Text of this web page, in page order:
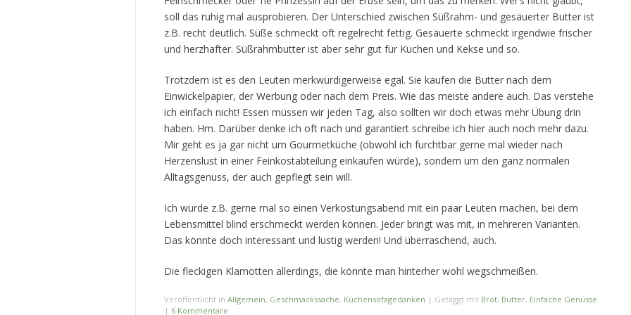
soll das ruhig mal ausprobieren. Der Unterschied zwischen Süßrahm- und gesäuerter Butter ist
z.B. recht deutlich. Süße schmeckt oft regelrecht fettig. Gesäuerte schmeckt irgendwie frischer
und herzhafter. Süßrahmbutter ist aber sehr gut für Kuchen und Kekse und so.
Trotzdem ist es den Leuten merkwürdigerweise egal. Sie kaufen die Butter nach dem
Einwickelpapier, der Werbung oder nach dem Preis. Wie das meiste andere auch. Das verstehe
ich einfach nicht! Essen müssen wir jeden Tag, also sollten wir doch etwas mehr Übung drin
haben. Hm. Darüber denke ich oft nach und garantiert schreibe ich hier auch noch mehr dazu.
Mir geht es ja gar nicht um Gourmetküche (obwohl ich furchtbar gerne mal wieder nach
Herzenslust in einer Feinkostabteilung einkaufen würde), sondern um den ganz normalen
Alltagsgenuss, der auch gepflegt sein will.
Ich würde z.B. gerne mal so einen Verkostungsabend mit ein paar Leuten machen, bei dem
Lebensmittel blind erschmeckt werden können. Jeder bringt was mit, in mehreren Varianten.
Das könnte doch interessant und lustig werden! Und überraschend, auch.
Die fleckigen Klamotten allerdings, die könnte man hinterher wohl wegschmeißen.
Veröffentlicht in Allgemein, Geschmackssache, Küchensofagedanken | Getaggt mit Brot, Butter, Einfache Genüsse
| 6 Kommentare